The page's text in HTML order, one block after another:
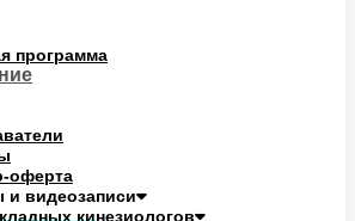
программа
оферта
и видеозаписи
кинезиологов